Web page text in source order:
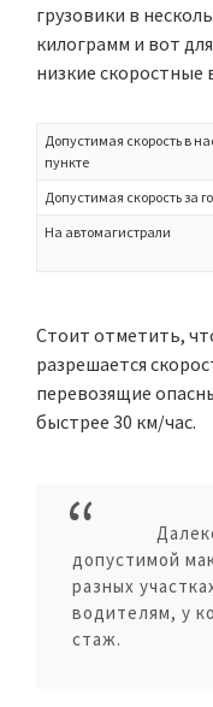
грузовики в
килограмм и вот
низкие скоростные
Допустимая скорость в
пункте
Допустимая скорость за
На автомагистрали
Стоит отметить,
разрешается
перевозящие
быстрее 30 км/час.
допустимой
разных
водителям, у
стаж.